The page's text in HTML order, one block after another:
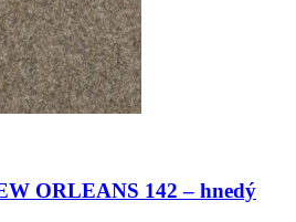
ORLEANS 142 – hnedý